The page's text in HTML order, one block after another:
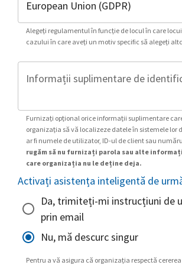
Alegeți regulamentul în funcție de locul în care
cazului în care aveți un motiv specific să alegeți
Furnizați opțional orice informații suplimentare
organizația să vă localizeze datele în sistemele lor
ar fi numele de utilizator, ID-ul de client sau
rugăm să nu furnizați parola sau alte
care organizația nu le deține deja.
Activați asistența inteligentă de
Da, trimiteți-mi instrucțiuni de
prin email
Nu, mă descurc singur
Pentru a vă asigura că organizația respectă